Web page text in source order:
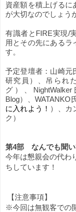
資産額を積上げるに
が大切なのでしょう
有識者とFIRE実現/
用とその先にあるラ
す。
予定登壇者： 山崎元
研究員）、吊られ
グ）、
Blog）、WATANKO
に入れよう！ ）、
カ
ク）
第4部　なんでも聞い
今年は懇親会の代わ
ちしています！
【注意事項】
※今回は無観客での